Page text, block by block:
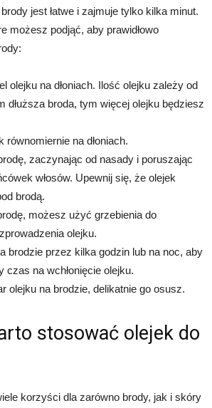
jest łatwe i zajmuje tylko kilka minut.
możesz podjąć, aby prawidłowo
olejku na dłoniach. Ilość olejku zależy od
dłuższa broda, tym więcej olejku będziesz
równomiernie na dłoniach.
zaczynając od nasady i poruszając
włosów. Upewnij się, że olejek
brodą.
możesz użyć grzebienia do
olejku.
brodzie przez kilka godzin lub na noc, aby
czas na wchłonięcie olejku.
olejku na brodzie, delikatnie go osusz.
stosować olejek do
korzyści dla zarówno brody, jak i skóry